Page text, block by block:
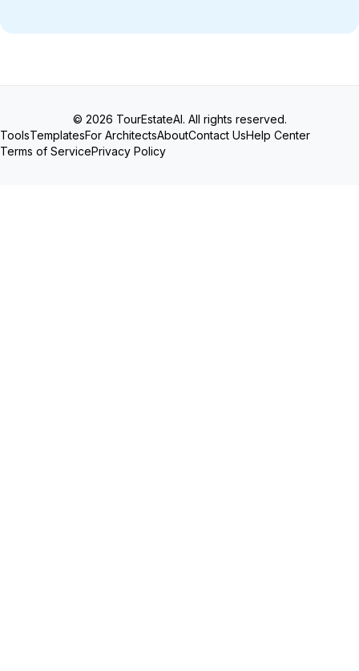
© 2026 TourEstateAI. All rights reserved.
ToolsTemplatesFor ArchitectsAboutContact UsHelp Center
Terms of ServicePrivacy Policy